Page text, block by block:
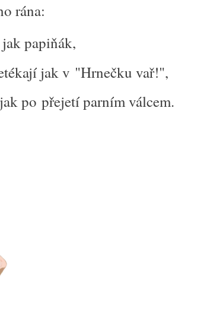
rána:
papiňák,
jak v "Hrnečku vař!",
po přejetí parním válcem.